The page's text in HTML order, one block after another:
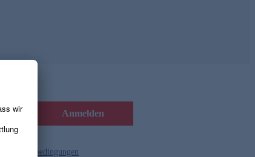
Anmelden
Gutscheinbedingungen